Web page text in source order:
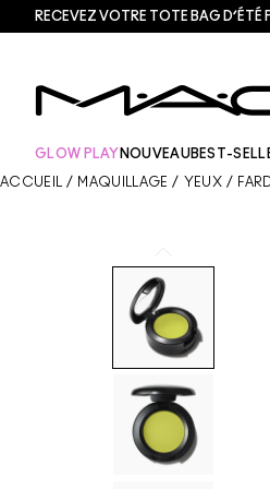
RECEVEZ VOTRE TOTE BAG
GLOW PLAY NOUVEAUBEST-
ACCUEIL / MAQUILLAGE / YEUX /